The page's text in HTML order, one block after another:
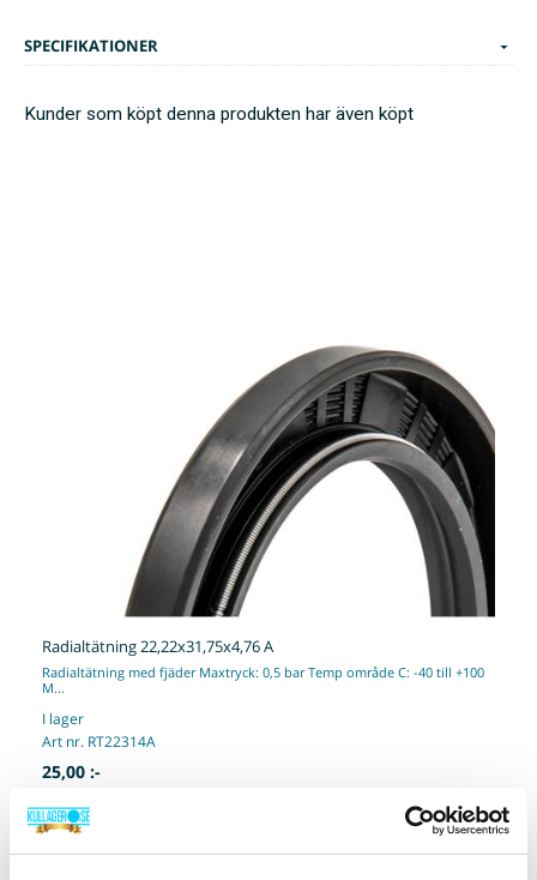
SPECIFIKATIONER
Kunder som köpt denna produkten har även köpt
Radialtätning 22,22x31,75x4,76 A
Radialtätning med fjäder Maxtryck: 0,5 bar Temp område C: -40 till +100
M...
I lager
Art nr. RT22314A
25,00 :-